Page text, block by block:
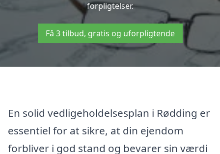
forpligtelser.
Få 3 tilbud, gratis og uforpligtende
En solid vedligeholdelsesplan i Rødding er
essentiel for at sikre, at din ejendom
forbliver i god stand og bevarer sin værdi